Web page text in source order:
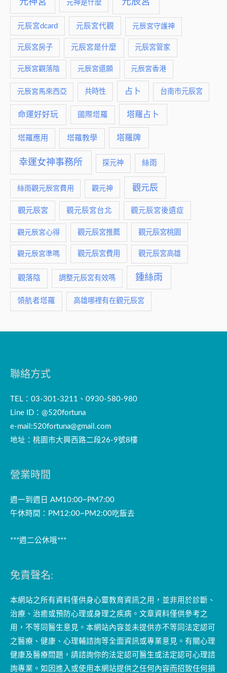
元神是什麼
元辰宮dcard 元辰宮代觀 元辰宮守護神
元辰宮房子 元辰宮是什麼 元辰宮管家
元辰宮觀落陰 元辰宮還願 元辰宮香港
元辰宮馬來西亞 共時性 占卜 台南市元辰宮
命運好好玩 國際塔羅 塔羅占卜
塔羅應用 塔羅教學 塔羅牌
幸運女神事務所 探元神 絲雨
絲雨觀元辰宮費用 觀元神 觀元辰
觀元辰宮 觀元辰宮台北 觀元辰宮後遺症
觀元辰宮心得 觀元辰宮推薦 觀元辰宮桃園
觀元辰宮準嗎 觀元辰宮費用 觀元辰宮高雄
觀落陰 調整元辰宮有效嗎 鍾絲雨
領航者塔羅 高雄哪裡有在觀元辰宮
聯絡方式
TEL：03-301-3211、0930-580-980
Line ID：@520fortuna
e-mail:520fortuna@gmail.com
地址：桃園市大興西路二段26-9號8樓
營業時間
週一到週日 AM10:00~PM7:00
午休時間：PM12:00~PM2:00吃飯去
***週二公休哦***
免責聲名:
本網站之所有資料僅供身心靈教育資訊之用，並非用於診斷、
治療、治癒或預防心理或身理之疾病。文章資料僅供參考之
用，不等同醫生意見。本網站內容並未提供亦不等同法定認可
之醫療、健康、心理輔諮詢等全面資訊或專業意見。有關心理
健康及醫療問題，請諮詢你的法定認可醫生或法定認可心理諮
詢專業。如因進入或使用本網站提供之任何內容而招致任何損